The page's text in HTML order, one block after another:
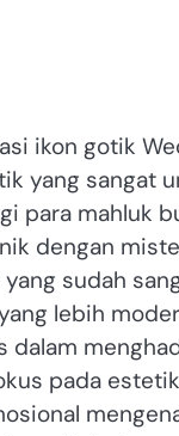
ikon gotik
yang sangat
para mahluk
dengan
sudah
lebih
dalam
pada